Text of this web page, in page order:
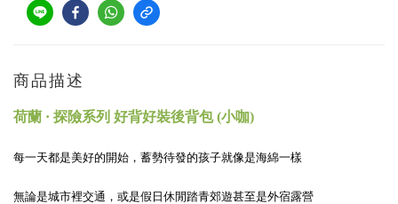
商品描述
荷蘭 · 探險系列 好背好裝後背包 (小咖)
每一天都是美好的開始，蓄勢待發的孩子就像是海綿一樣
無論是城市裡交通，或是假日休閒踏青郊遊甚至是外宿露營